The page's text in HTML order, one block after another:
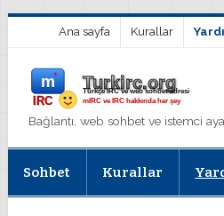
Ana sayfa Kurallar
Bağlantı, web sohbet ve istemci
Sohbet Kurallar